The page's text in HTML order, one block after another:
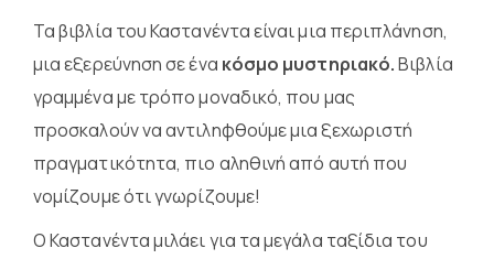
Τα βιβλία του Καστανέντα είναι μια περιπλάνηση,
μια εξερεύνηση σε ένα κόσμο μυστηριακό.Βιβλία
γραμμένα με τρόπο μοναδικό, που μας
προσκαλούν να αντιληφθούμε μια ξεχωριστή
πραγματικότητα, πιο αληθινή από αυτή που
νομίζουμε ότι γνωρίζουμε!
Ο Καστανέντα μιλάει για τα μεγάλα ταξίδια του